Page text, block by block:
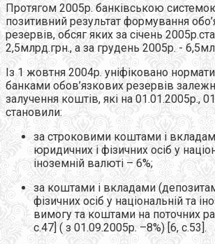
Протягом 2005р. банківською
позитивний результат формування
резервів, обсяг яких за січень
2,5млрд.грн., а за грудень 2005р. -
Із 1 жовтня 2004р. уніфіковано
банками обов’язкових резервів
залучення коштів, які на 01.01.2005р.,
становили:
за строковими коштами і
юридичних і фізичних осіб у
іноземній валюті – 6%;
за коштами і вкладами
фізичних осіб у національній та
вимогу та коштами на поточних
с.47] ( з 01.09.2005р. –8%) [6, с.53].